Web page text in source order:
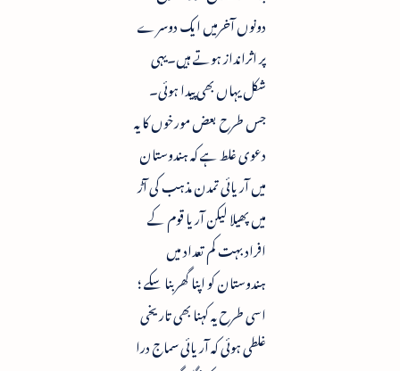
دونوں آخرمیں ایک دوسرے
پر اثرانداز ہوتے ہیں۔یہی
شکل یہاں بھی پیدا ہوئی۔
جس طرح بعض مورخوں کا یہ
دعوی غلط ہے کہ ہندوستان
میں آریائی تمدن مذہب کی آڑ
میں پھیلا لیکن آریا قوم کے
افراد بہت کم تعداد میں
ہندوستان کو اپنا گھر بنا سکے ؛
اسی طرح یہ کہنا بھی تاریخی
غلطی ہوئی کہ آریائی سماج درا